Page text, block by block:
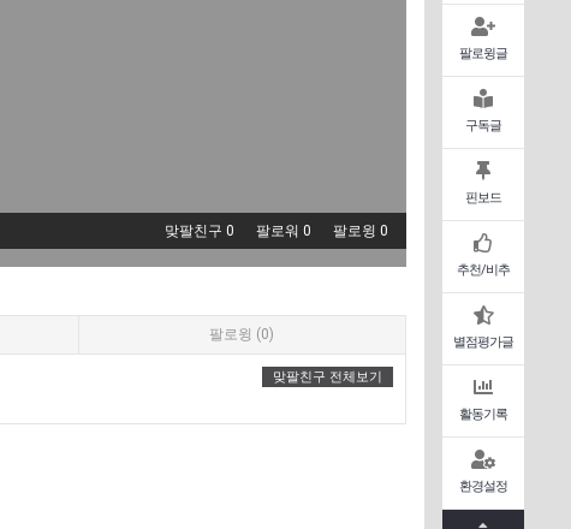
팔로윙글
구독글
핀보드
추천/비추
별점평가글
활동기록
환경설정
맞팔친구 0 팔로워 0 팔로윙 0
팔로윙 (0)
맞팔친구 전체보기